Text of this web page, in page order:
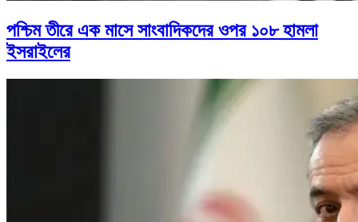
পশ্চিম তীরে এক মাসে সাংবাদিকদের ওপর ১০৮ হামলা
ইসরাইলের